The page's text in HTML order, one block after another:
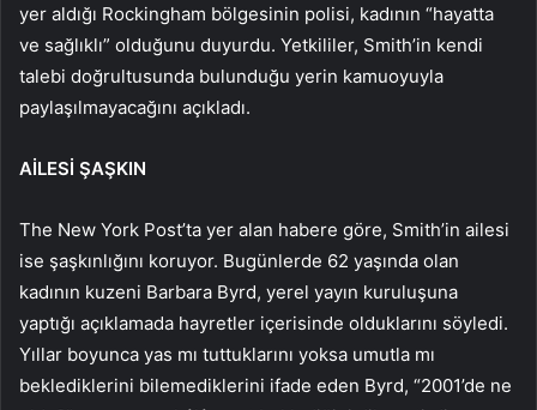
yer aldığı Rockingham bölgesinin polisi, kadının “hayatta
ve sağlıklı” olduğunu duyurdu. Yetkililer, Smith’in kendi
talebi doğrultusunda bulunduğu yerin kamuoyuyla
paylaşılmayacağını açıkladı.
AİLESİ ŞAŞKIN
The New York Post’ta yer alan habere göre, Smith’in ailesi
ise şaşkınlığını koruyor. Bugünlerde 62 yaşında olan
kadının kuzeni Barbara Byrd, yerel yayın kuruluşuna
yaptığı açıklamada hayretler içerisinde olduklarını söyledi.
Yıllar boyunca yas mı tuttuklarını yoksa umutla mı
beklediklerini bilemediklerini ifade eden Byrd, “2001’de ne